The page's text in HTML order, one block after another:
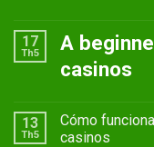
17
Th5
A
casinos
13
Th5
Cómo
casinos